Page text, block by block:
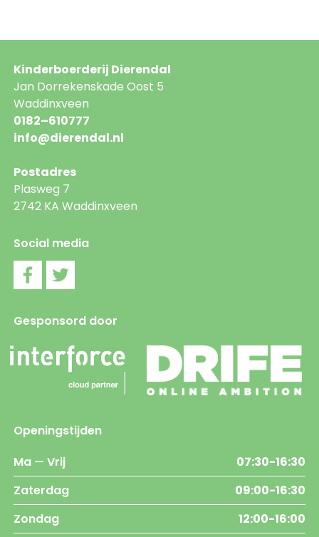
Kinderboerderij Dierendal
Jan Dorrekenskade Oost 5
Waddinxveen
0182–610777
info@dierendal.nl
Postadres
Plasweg 7
2742 KA Waddinxveen
Social media
Gesponsord door
Openingstijden
Ma — Vrij
07:30-16:30
Zaterdag
09:00-16:30
Zondag
12:00-16:00